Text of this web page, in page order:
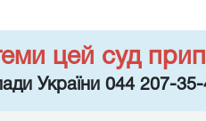
цей суд
України 044 207-